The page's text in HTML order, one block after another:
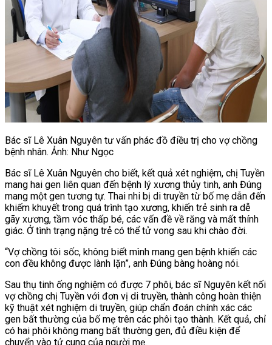
Bác sĩ Lê Xuân Nguyên tư vấn phác đồ điều trị cho vợ chồng
bệnh nhân. Ảnh: Như Ngọc
Bác sĩ Lê Xuân Nguyên cho biết, kết quả xét nghiệm, chị Tuyền
mang hai gen liên quan đến bệnh lý xương thủy tinh, anh Đúng
mang một gen tương tự. Thai nhi bị di truyền từ bố mẹ dẫn đến
khiếm khuyết trong quá trình tạo xương, khiến trẻ sinh ra dễ
gãy xương, tầm vóc thấp bé, các vấn đề về răng và mất thính
giác. Ở tình trạng nặng trẻ có thể tử vong sau khi chào đời.
“Vợ chồng tôi sốc, không biết mình mang gen bệnh khiến các
con đều không được lành lặn”, anh Đúng bàng hoàng nói.
Sau thụ tinh ống nghiệm có được 7 phôi, bác sĩ Nguyên kết nối
vợ chồng chị Tuyền với đơn vị di truyền, thành công hoàn thiện
kỹ thuật xét nghiệm di truyền, giúp chẩn đoán chính xác các
gen bất thường của bố mẹ trên các phôi tạo thành. Kết quả, chỉ
có hai phôi không mang bất thường gen, đủ điều kiện để
chuyển vào tử cung của người mẹ.